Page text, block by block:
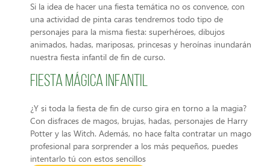
Si la idea de hacer una fiesta temática no os convence, con
una actividad de pinta caras tendremos todo tipo de
personajes para la misma fiesta: superhéroes, dibujos
animados, hadas, mariposas, princesas y heroínas inundarán
nuestra fiesta infantil de fin de curso.
Fiesta mágica infantil
¿Y si toda la fiesta de fin de curso gira en torno a la magia?
Con disfraces de magos, brujas, hadas, personajes de Harry
Potter y las Witch. Además, no hace falta contratar un mago
profesional para sorprender a los más pequeños, puedes
intentarlo tú con estos sencillos